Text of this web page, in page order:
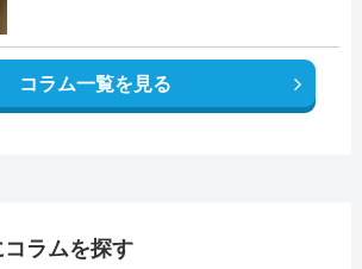
コラム一覧を見る
ラムを探す